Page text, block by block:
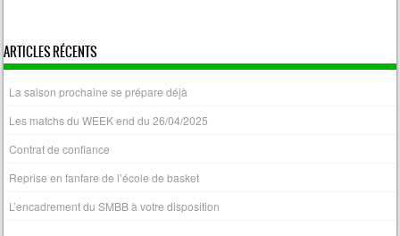
ARTICLES RÉCENTS
La saison prochaine se prépare déjà
Les matchs du WEEK end du 26/04/2025
Contrat de confiance
Reprise en fanfare de l’école de basket
L’encadrement du SMBB à votre disposition